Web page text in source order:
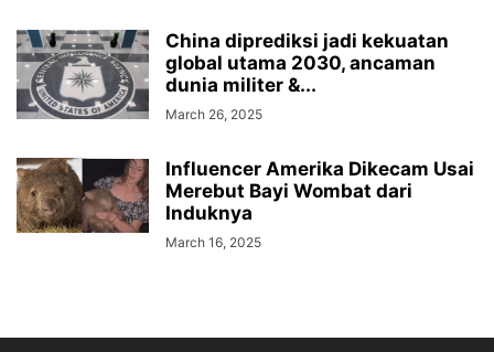
China diprediksi jadi kekuatan
global utama 2030, ancaman
dunia militer &...
March 26, 2025
Influencer Amerika Dikecam Usai
Merebut Bayi Wombat dari
Induknya
March 16, 2025